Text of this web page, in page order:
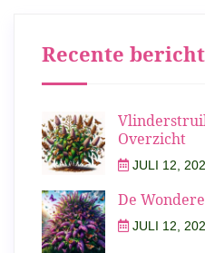
Recente
Overzicht
JULI 12,
De
JULI 12,